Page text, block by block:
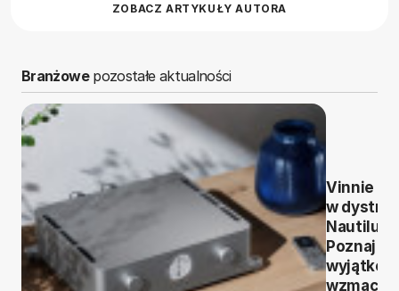
ZOBACZ ARTYKUŁY AUTORA
Branżowepozostałe aktualności
Vinnie
w
Nautilus.
Poznaj